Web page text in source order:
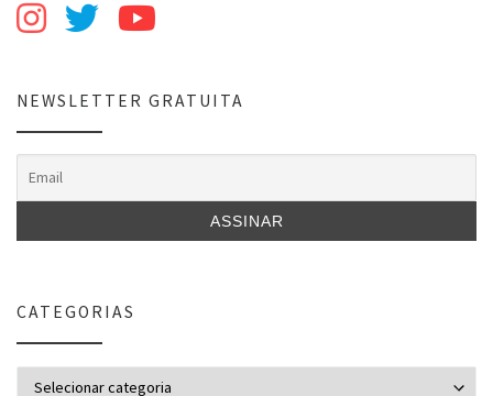
NEWSLETTER GRATUITA
CATEGORIAS